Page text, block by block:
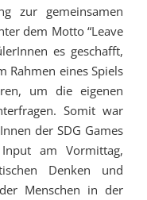
zur gemeinsamen
dem Motto “Leave
es geschafft,
Rahmen eines Spiels
um die eigenen
Somit war
der SDG Games
am Vormittag,
Denken und
Menschen in der